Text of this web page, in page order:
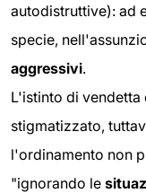
autodistruttive): ad
specie,
aggressivi.
L'istinto di
stigmatizzato,
l'ordinamento non
"ignorando le